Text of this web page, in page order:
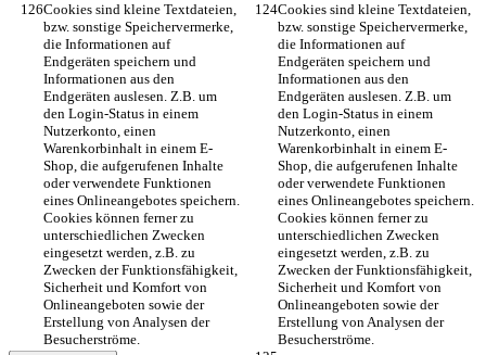
Cookies sind kleine Textdateien,
bzw. sonstige Speichervermerke,
die Informationen auf
Endgeräten speichern und
Informationen aus den
Endgeräten auslesen. Z.B. um
den Login-Status in einem
Nutzerkonto, einen
Warenkorbinhalt in einem E-
Shop, die aufgerufenen Inhalte
oder verwendete Funktionen
eines Onlineangebotes speichern.
Cookies können ferner zu
unterschiedlichen Zwecken
eingesetzt werden, z.B. zu
Zwecken der Funktionsfähigkeit,
Sicherheit und Komfort von
Onlineangeboten sowie der
Erstellung von Analysen der
Besucherströme.
Cookies sind kleine Textdateien,
bzw. sonstige Speichervermerke,
die Informationen auf
Endgeräten speichern und
Informationen aus den
Endgeräten auslesen. Z.B. um
den Login-Status in einem
Nutzerkonto, einen
Warenkorbinhalt in einem E-
Shop, die aufgerufenen Inhalte
oder verwendete Funktionen
eines Onlineangebotes speichern.
Cookies können ferner zu
unterschiedlichen Zwecken
eingesetzt werden, z.B. zu
Zwecken der Funktionsfähigkeit,
Sicherheit und Komfort von
Onlineangeboten sowie der
Erstellung von Analysen der
Besucherströme.